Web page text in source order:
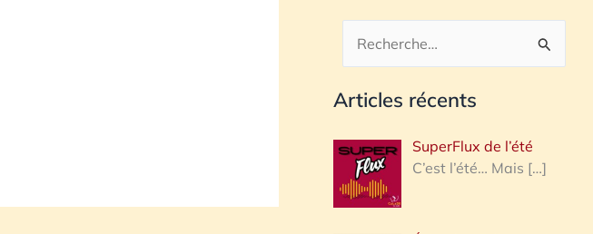
c
h
r
Articles récents
SuperFlux de l’été
C’est l’été… Mais […]